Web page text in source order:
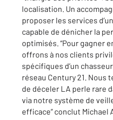
localisation. Un
proposer les services
capable de dénicher la
optimisés. “Pour gagner
offrons à nos clients
spécifiques d’un
réseau Century 21. Nous
de déceler LA perle rare
via notre système de
efficace” conclut Michael